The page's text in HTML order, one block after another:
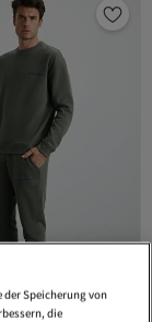
der Speicherung von
die